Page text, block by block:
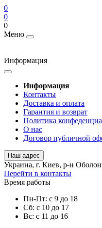
0
0
0
Меню
Информация
Информация
Контакты
Доставка и оплата
Гарантия и возврат
Политика
О нас
Договор публичной
Наш адрес
Украина, г. Киев, р-н
Перейти в контакты
Время работы
Пн-Пт: с 9 до 18
Сб: с 10 до 17
Вс: с 11 до 16